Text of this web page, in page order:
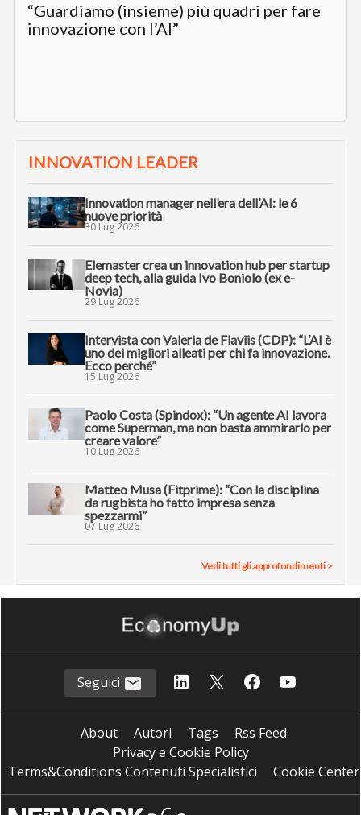
“Guardiamo (insieme) più quadri per fare
innovazione con l’AI”
INNOVATION LEADER
Innovation manager nell’era dell’AI: le 6
nuove priorità
30 Lug 2026
Elemaster crea un innovation hub per startup
deep tech, alla guida Ivo Boniolo (ex e-
Novia)
29 Lug 2026
Intervista con Valeria de Flaviis (CDP): “L’AI è
uno dei migliori alleati per chi fa innovazione.
Ecco perché”
15 Lug 2026
Paolo Costa (Spindox): “Un agente AI lavora
come Superman, ma non basta ammirarlo per
creare valore”
10 Lug 2026
Matteo Musa (Fitprime): “Con la disciplina
da rugbista ho fatto impresa senza
spezzarmi”
07 Lug 2026
Vedi tutti gli approfondimenti >
Seguici
About Autori Tags
Rss Feed
Privacy e Cookie Policy
Terms&Conditions Contenuti Specialistici
Cookie Center